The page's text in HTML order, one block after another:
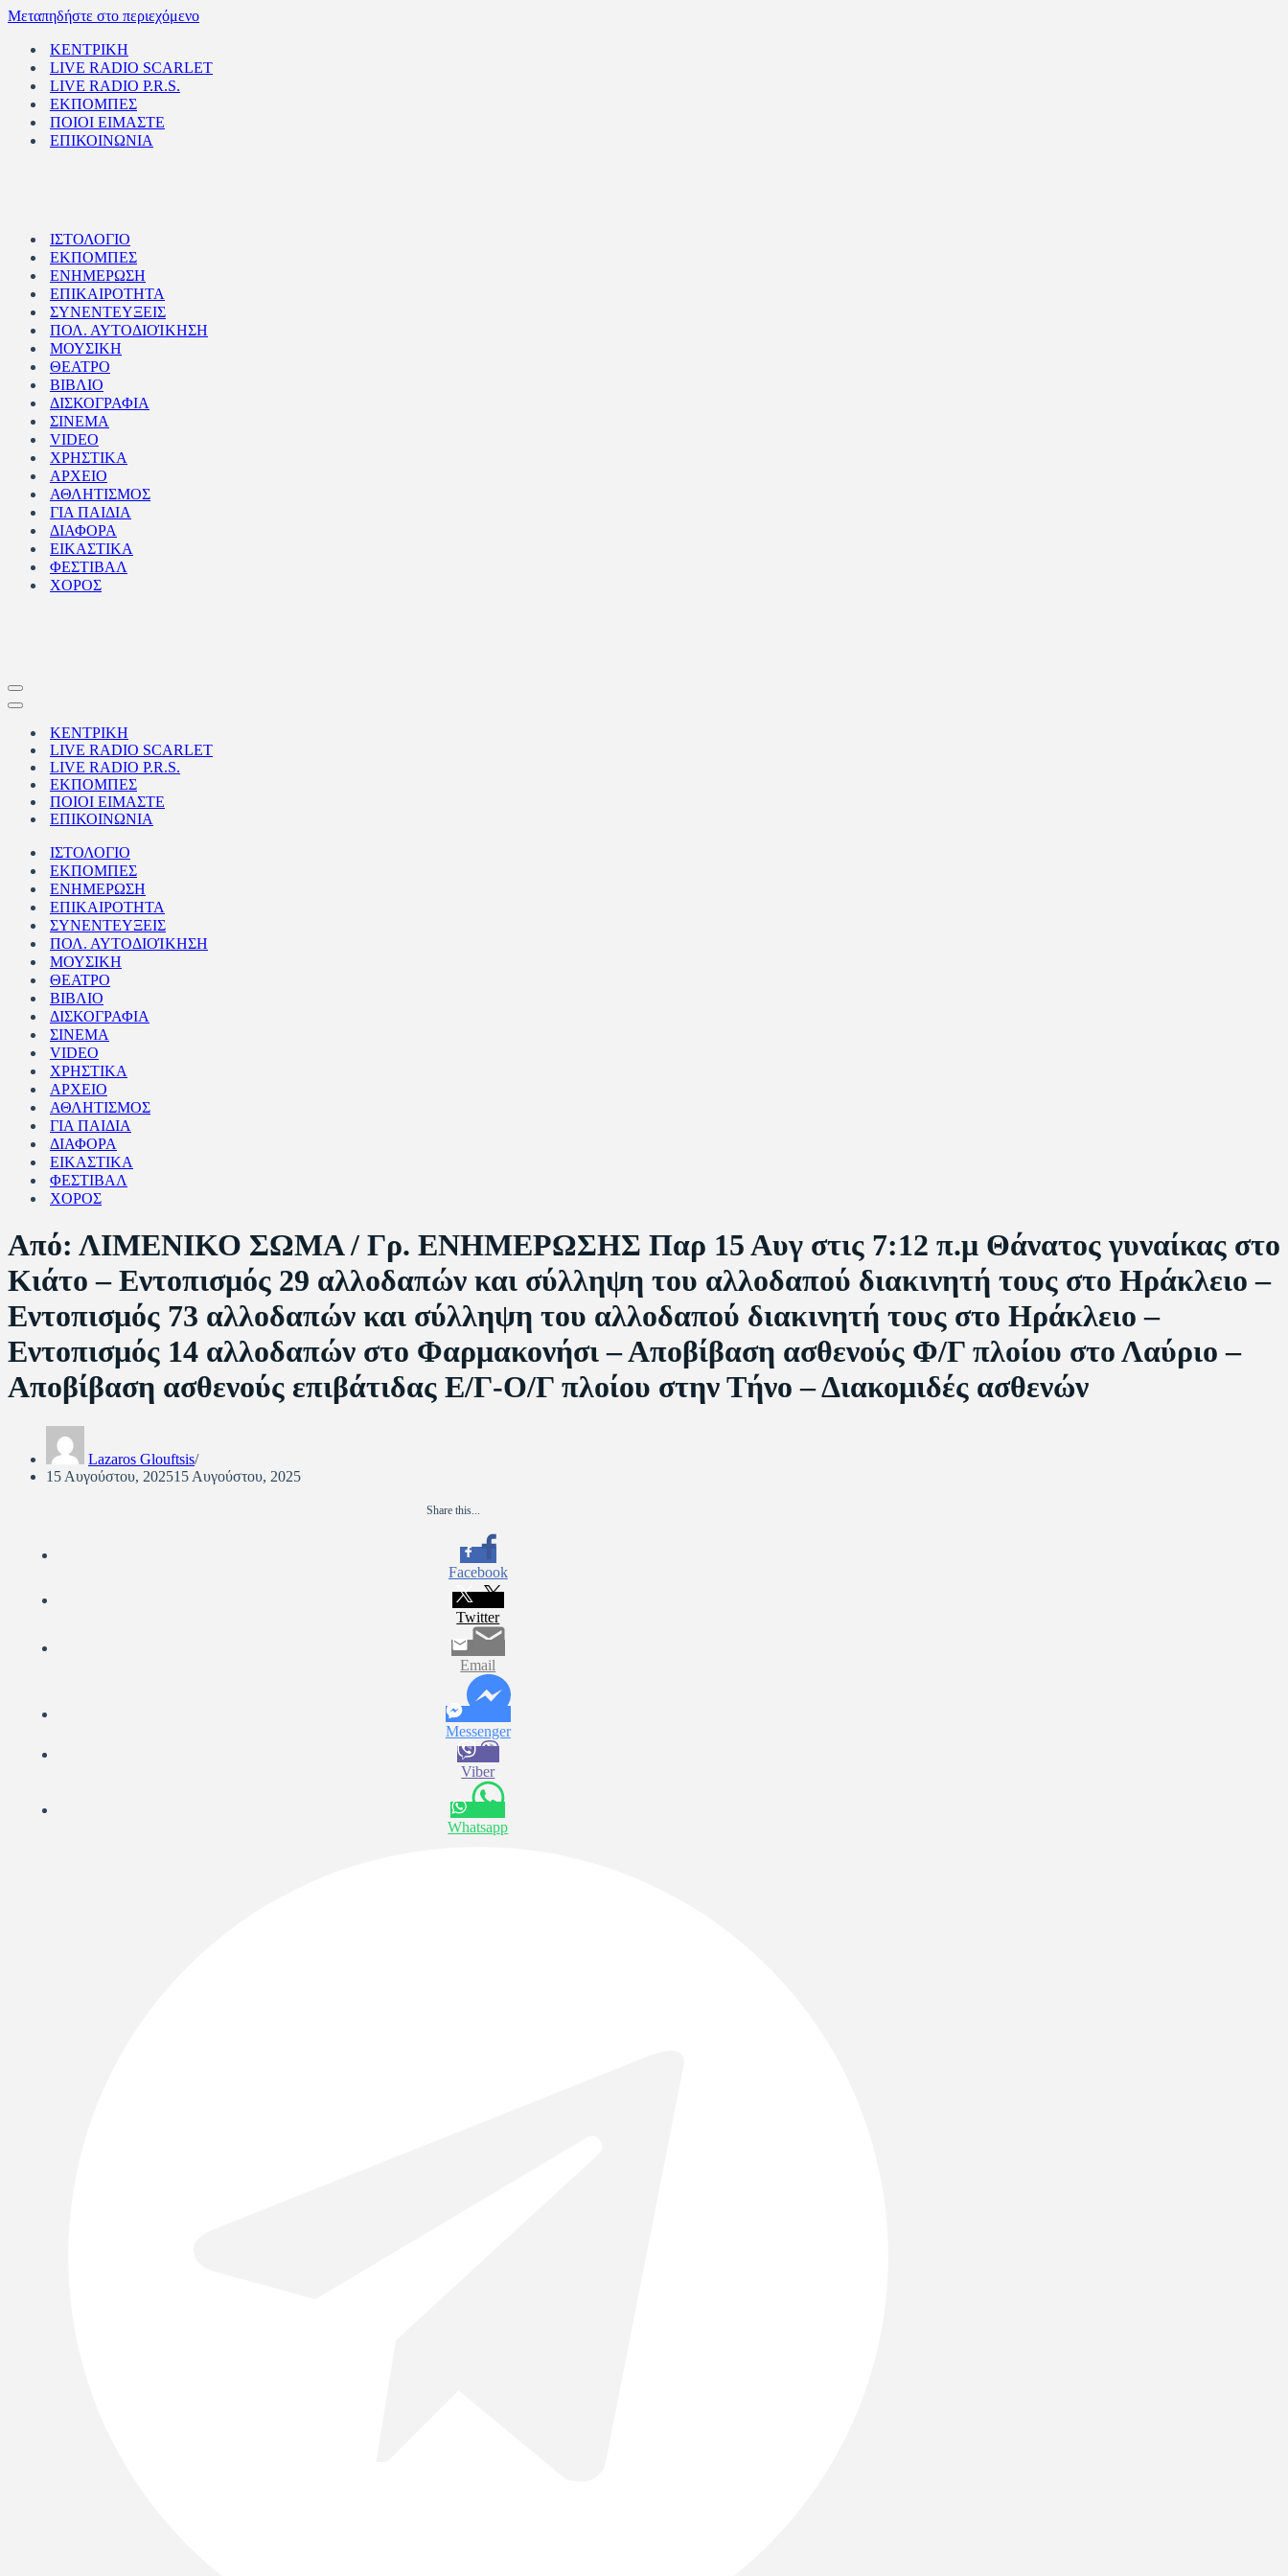
Μεταπηδήστε στο περιεχόμενο
ΚΕΝΤΡΙΚΗ
LIVE RADIO SCARLET
LIVE RADIO P.R.S.
ΕΚΠΟΜΠΕΣ
ΠΟΙΟΙ ΕΙΜΑΣΤΕ
ΕΠΙΚΟΙΝΩΝΙΑ
ΙΣΤΟΛΟΓΙΟ
ΕΚΠΟΜΠΕΣ
ΕΝΗΜΕΡΩΣΗ
ΕΠΙΚΑΙΡΟΤΗΤΑ
ΣΥΝΕΝΤΕΥΞΕΙΣ
ΠΟΛ. ΑΥΤΟΔΙΟΊΚΗΣΗ
ΜΟΥΣΙΚΗ
ΘΕΑΤΡΟ
ΒΙΒΛΙΟ
ΔΙΣΚΟΓΡΑΦΙΑ
ΣΙΝΕΜΑ
VIDEO
ΧΡΗΣΤΙΚΑ
ΑΡΧΕΙΟ
ΑΘΛΗΤΙΣΜΟΣ
ΓΙΑ ΠΑΙΔΙΑ
ΔΙΑΦΟΡΑ
ΕΙΚΑΣΤΙΚΑ
ΦΕΣΤΙΒΑΛ
ΧΟΡΟΣ
Μενού
πλοήγησης
Μενού
πλοήγησηςΚΕΝΤΡΙΚΗ
LIVE RADIO SCARLET
LIVE RADIO P.R.S.
ΕΚΠΟΜΠΕΣ
ΠΟΙΟΙ ΕΙΜΑΣΤΕ
ΕΠΙΚΟΙΝΩΝΙΑ
ΙΣΤΟΛΟΓΙΟ
ΕΚΠΟΜΠΕΣ
ΕΝΗΜΕΡΩΣΗ
ΕΠΙΚΑΙΡΟΤΗΤΑ
ΣΥΝΕΝΤΕΥΞΕΙΣ
ΠΟΛ. ΑΥΤΟΔΙΟΊΚΗΣΗ
ΜΟΥΣΙΚΗ
ΘΕΑΤΡΟ
ΒΙΒΛΙΟ
ΔΙΣΚΟΓΡΑΦΙΑ
ΣΙΝΕΜΑ
VIDEO
ΧΡΗΣΤΙΚΑ
ΑΡΧΕΙΟ
ΑΘΛΗΤΙΣΜΟΣ
ΓΙΑ ΠΑΙΔΙΑ
ΔΙΑΦΟΡΑ
ΕΙΚΑΣΤΙΚΑ
ΦΕΣΤΙΒΑΛ
ΧΟΡΟΣ
Από: ΛΙΜΕΝΙΚΟ ΣΩΜΑ / Γρ. ΕΝΗΜΕΡΩΣΗΣ Παρ 15 Αυγ στις 7:12 π.μ Θάνατος γυναίκας στο
Κιάτο – Εντοπισμός 29 αλλοδαπών και σύλληψη του αλλοδαπού διακινητή τους στο Ηράκλειο –
Εντοπισμός 73 αλλοδαπών και σύλληψη του αλλοδαπού διακινητή τους στο Ηράκλειο –
Εντοπισμός 14 αλλοδαπών στο Φαρμακονήσι – Αποβίβαση ασθενούς Φ/Γ πλοίου στο Λαύριο –
Αποβίβαση ασθενούς επιβάτιδας Ε/Γ-Ο/Γ πλοίου στην Τήνο – Διακομιδές ασθενών
Lazaros Glouftsis
15 Αυγούστου, 202515 Αυγούστου, 2025
Share this...
Facebook
Twitter
Email
Messenger
Viber
Whatsapp